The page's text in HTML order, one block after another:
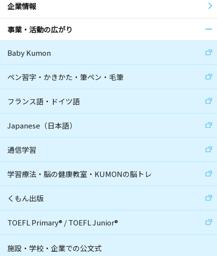
企業情報
事業・活動の広がり
Baby Kumon
ペン習字・かきかた・筆ペン・毛筆
フランス語・ドイツ語
Japanese（日本語）
通信学習
学習療法・脳の健康教室・KUMONの脳トレ
くもん出版
TOEFL Primary® /TOEFL Junior®
施設・学校・企業での公文式